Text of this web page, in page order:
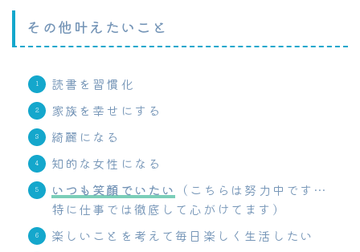
その他叶えたいこと
読書を習慣化
家族を幸せにする
綺麗になる
知的な女性になる
いつも笑顔でいたい
（こちらは努力中です…
特に仕事では徹底して心がけてます）
楽しいことを考えて毎日楽しく生活したい